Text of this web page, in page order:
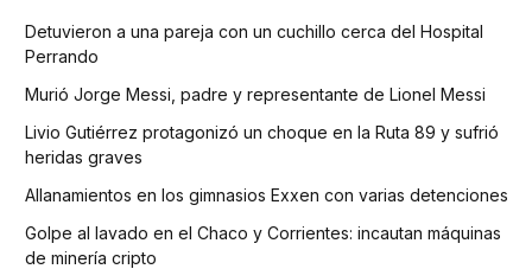
Detuvieron a una pareja con un cuchillo cerca del Hospital
Perrando
Murió Jorge Messi, padre y representante de Lionel Messi
Livio Gutiérrez protagonizó un choque en la Ruta 89 y sufrió
heridas graves
Allanamientos en los gimnasios Exxen con varias detenciones
Golpe al lavado en el Chaco y Corrientes: incautan máquinas
de minería cripto